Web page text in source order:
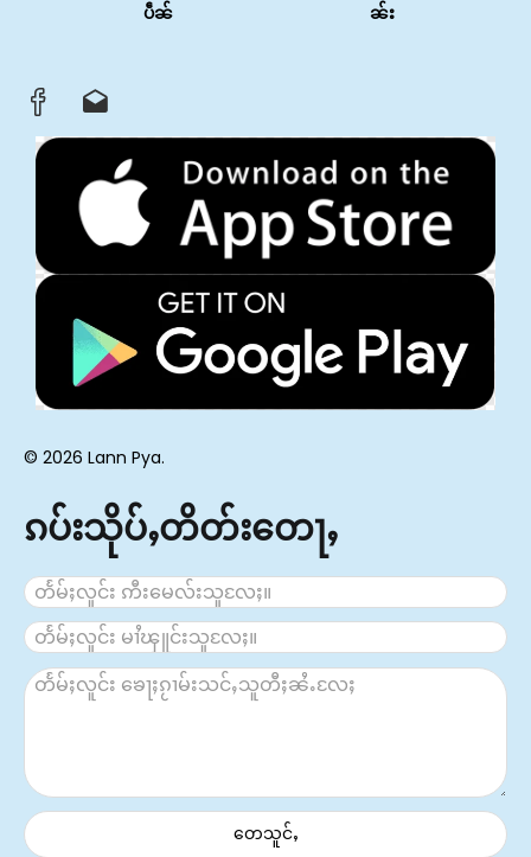
ပဵၼ်
ၼ်း
© 2026 Lann Pya.
ၵပ်းသိုပ်ႇတိတ်းတေႃႇ